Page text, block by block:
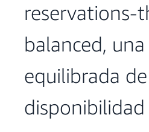
reservations-
balanced,
equilibrada
disponibilidad